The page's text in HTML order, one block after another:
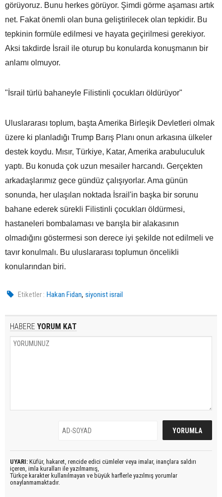
görüyoruz. Bunu herkes görüyor. Şimdi görme aşaması artık
net. Fakat önemli olan buna geliştirilecek olan tepkidir. Bu
tepkinin formüle edilmesi ve hayata geçirilmesi gerekiyor.
Aksi takdirde İsrail ile oturup bu konularda konuşmanın bir
anlamı olmuyor.
"İsrail türlü bahaneyle Filistinli çocukları öldürüyor"
Uluslararası toplum, başta Amerika Birleşik Devletleri olmak
üzere ki planladığı Trump Barış Planı onun arkasına ülkeler
destek koydu. Mısır, Türkiye, Katar, Amerika arabuluculuk
yaptı. Bu konuda çok uzun mesailer harcandı. Gerçekten
arkadaşlarımız gece gündüz çalışıyorlar. Ama günün
sonunda, her ulaşılan noktada İsrail'in başka bir sorunu
bahane ederek sürekli Filistinli çocukları öldürmesi,
hastaneleri bombalaması ve barışla bir alakasının
olmadığını göstermesi son derece iyi şekilde not edilmeli ve
tavır konulmalı. Bu uluslararası toplumun öncelikli
konularından biri.
Etiketler : Hakan Fidan,siyonist israil
HABERE YORUM KAT
UYARI: Küfür, hakaret, rencide edici cümleler veya imalar, inançlara saldırı
içeren, imla kuralları ile yazılmamış,
Türkçe karakter kullanılmayan ve büyük harflerle yazılmış yorumlar
onaylanmamaktadır.